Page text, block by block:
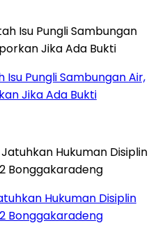
Pungli Sambungan Air,
Jika Ada Bukti
Hukuman Disiplin
Bonggakaradeng